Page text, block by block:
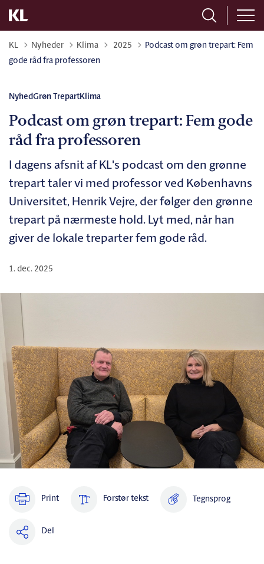
KL Nyheder Klima Tilbage til
2025
Podcast om grøn trepart: Fem
gode råd fra professoren
NyhedGrøn TrepartKlima
Podcast om grøn trepart: Fem gode
råd fra professoren
I dagens afsnit af KL's podcast om den grønne
trepart taler vi med professor ved Københavns
Universitet, Henrik Vejre, der følger den grønne
trepart på nærmeste hold. Lyt med, når han
giver de lokale treparter fem gode råd.
1. dec. 2025
Print Forstør tekst Tegnsprog
Del